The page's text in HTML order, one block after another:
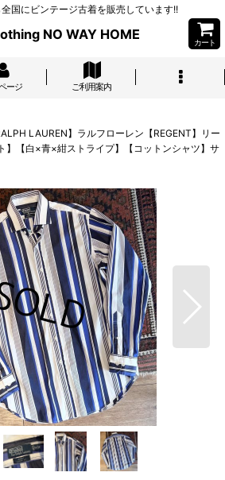
国にビンテージ古着を販売しています!!
NO WAY HOME
カート
ージ ご利用案内
LAUREN】ラルフローレン【REGENT】リー
】【白×青×紺ストライプ】【コットンシャツ】サ